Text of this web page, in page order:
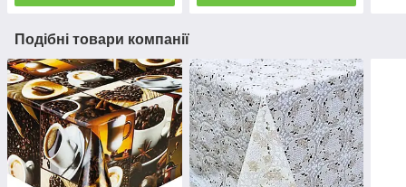
Подібні товари компанії